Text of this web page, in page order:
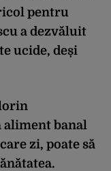
pentru
a dezvăluit
ucide, deși
aliment banal
zi, poate să